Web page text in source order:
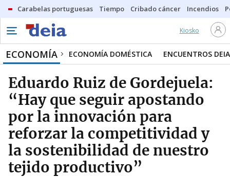
Carabelas portuguesas Tiempo Cribado cáncer Incendios
Kiosko
ECONOMÍA ECONOMÍA DOMÉSTICA ENCUENTROS DEIA
Eduardo Ruiz de Gordejuela:
“Hay que seguir apostando
por la innovación para
reforzar la competitividad y
la sostenibilidad de nuestro
tejido productivo”